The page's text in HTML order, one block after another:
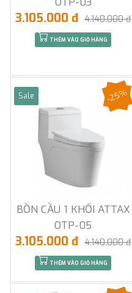
3.105.000 đ 4.140.000 đ
THÊM VÀO GIỎ HÀNG
Sale
BỒN CẦU 1 KHỐI ATTAX
OTP-05
-25%
3.105.000 đ 4.140.000 đ
THÊM VÀO GIỎ HÀNG